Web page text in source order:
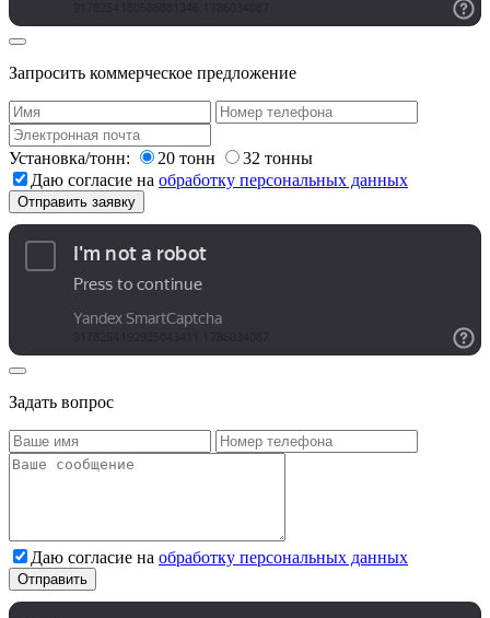
Запросить коммерческое предложение
Установка/тонн: 20 тонн
32 тонны
Даю согласие на обработку персональных данных
Задать вопрос
Даю согласие на обработку персональных данных